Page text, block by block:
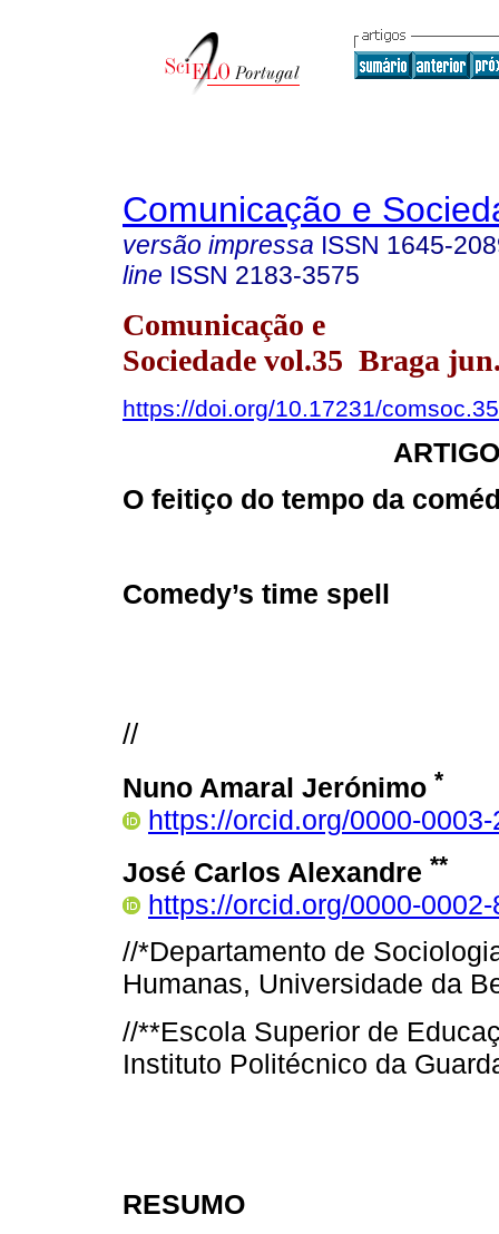
Comunicação e
versão impressa ISSN 1645-
line ISSN 2183-3575
Comunicação e
Sociedade vol.35 Braga
https://doi.org/10.17231/
O feitiço do tempo da
Comedy’s time spell
//
Nuno Amaral Jerónimo *
https://orcid.org/0000-
José Carlos Alexandre **
https://orcid.org/0000-
//*Departamento de
Humanas, Universidade da
//**Escola Superior de
Instituto Politécnico da
RESUMO